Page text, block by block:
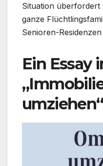
Situation überfordert
ganze
Senioren-
Ein Essay
umziehen“